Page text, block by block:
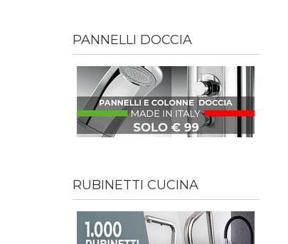
PANNELLI DOCCIA
RUBINETTI CUCINA